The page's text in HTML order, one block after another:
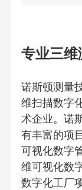
专业三
诺斯顿测量
维扫描数字
术企业。诺
有丰富的项
可视化数字
维可视化数
数字化工厂